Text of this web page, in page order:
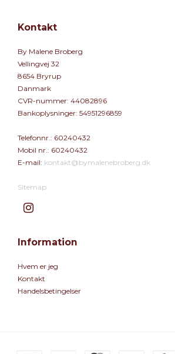
Kontakt
By Malene Broberg
Vellingvej 32
8654 Bryrup
Danmark
CVR-nummer: 44082896
Bankoplysninger: 54951296859
Telefonnr.: 60240432
Mobil nr.: 60240432
E-mail: kontakt@bymalenebroberg.dk
Sitemap
Information
Hvem er jeg
Kontakt
Handelsbetingelser